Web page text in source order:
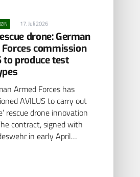
17. Juli 2026
drone: German
commission
to produce test
Armed Forces has
AVILUS to carry out
rescue drone innovation
contract, signed with
in early April…